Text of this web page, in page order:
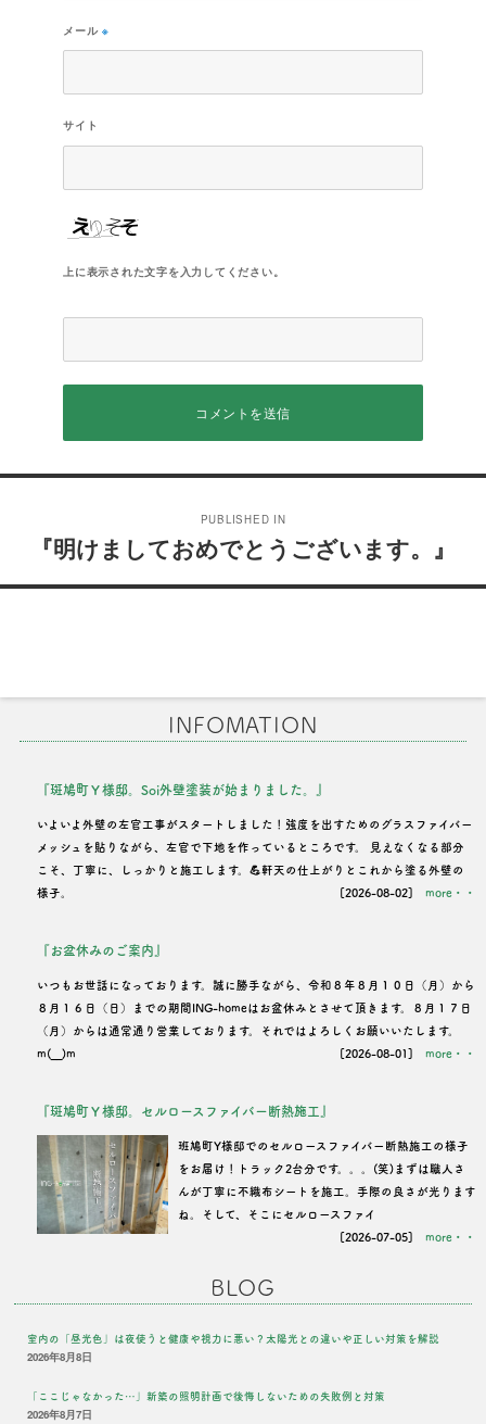
メール※
サイト
上に表示された文字を入力してください。
PUBLISHED IN
『明けましておめでとうございます。』
INFOMATION
『斑鳩町Ｙ様邸。Soi外壁塗装が始まりました。』
いよいよ外壁の左官工事がスタートしました！強度を出すためのグラスファイバー
メッシュを貼りながら、左官で下地を作っているところです。 見えなくなる部分
こそ、丁寧に、しっかりと施工します。💪軒天の仕上がりとこれから塗る外壁の
様子。 [2026-08-02] more・・
『お盆休みのご案内』
いつもお世話になっております。誠に勝手ながら、令和８年８月１０日（月）から
８月１６日（日）までの期間ING-homeはお盆休みとさせて頂きます。８月１７日
（月）からは通常通り営業しております。それではよろしくお願いいたします。
m(__)m [2026-08-01] more・・
『斑鳩町Ｙ様邸。セルロースファイバー断熱施工』
班鳩町Y様邸でのセルロースファイバー断熱施工の様子
をお届け！トラック2台分です。。。(笑)まずは職人さ
んが丁寧に不織布シートを施工。手際の良さが光ります
ね。そして、そこにセルロースファイ
[2026-07-05] more・・
BLOG
室内の「昼光色」は夜使うと健康や視力に悪い？太陽光との違いや正しい対策を解説
2026年8月8日
「ここじゃなかった…」新築の照明計画で後悔しないための失敗例と対策
2026年8月7日